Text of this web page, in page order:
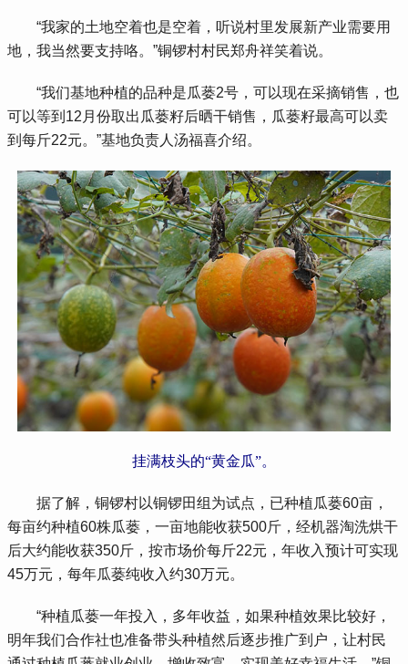
“我家的土地空着也是空着，听说村里发展新产业需要用
地，我当然要支持咯。”铜锣村村民郑舟祥笑着说。
“我们基地种植的品种是瓜蒌2号，可以现在采摘销售，也
可以等到12月份取出瓜蒌籽后晒干销售，瓜蒌籽最高可以卖
到每斤22元。”基地负责人汤福喜介绍。
挂满枝头的“黄金瓜”。
据了解，铜锣村以铜锣田组为试点，已种植瓜蒌60亩，
每亩约种植60株瓜蒌，一亩地能收获500斤，经机器淘洗烘干
后大约能收获350斤，按市场价每斤22元，年收入预计可实现
45万元，每年瓜蒌纯收入约30万元。
“种植瓜蒌一年投入，多年收益，如果种植效果比较好，
明年我们合作社也准备带头种植然后逐步推广到户，让村民